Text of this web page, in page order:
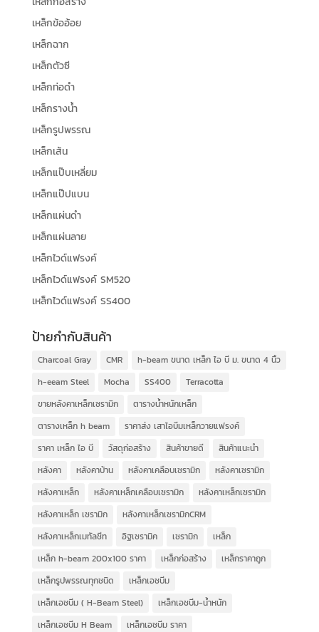
เหล็กข้ออ้อย
เหล็กฉาก
เหล็กตัวซี
เหล็กท่อดำ
เหล็กรางน้ำ
เหล็กรูปพรรณ
เหล็กเส้น
เหล็กแป๊บเหลี่ยม
เหล็กแป๊ปแบน
เหล็กแผ่นดำ
เหล็กแผ่นลาย
เหล็กไวด์แฟรงค์
เหล็กไวด์แฟรงค์ SM520
เหล็กไวด์แฟรงค์ SS400
ป้ายกำกับสินค้า
Charcoal Gray CMR
h-beam ขนาด เหล็ก ไอ บี ม. ขนาด 4 นิ้ว
h-eeam Steel
Mocha SS400
Terracotta
ขายหลังคาเหล็กเซรามิก
ตารางน้ำหนักเหล็ก
ตารางเหล็ก h beam
ราคาส่ง เสาไอบีมเหล็กวายแฟรงค์
ราคา เหล็ก ไอ บี
วัสดุก่อสร้าง สินค้าขายดี
สินค้าแนะนำ
หลังคา
หลังคาบ้าน หลังคาเคลือบเซรามิก
หลังคาเซรามิก
หลังคาเหล็ก
หลังคาเหล็กเคลือบเซรามิก
หลังคาเหล็กเซรามิก
หลังคาเหล็ก เซรามิก
หลังคาเหล็กเซรามิกCRM
หลังคาเหล็กเมทัลชีท
อิฐเซรามิค เซรามิก
เหล็ก
เหล็ก h-beam 200x100 ราคา
เหล็กก่อสร้าง
เหล็กราคาถูก
เหล็กรูปพรรณทุกชนิด
เหล็กเอชบีม
เหล็กเอชบีม ( H-Beam Steel)
เหล็กเอชบีม-น้ำหนัก
เหล็กเอชบีม H Beam
เหล็กเอชบีม ราคา